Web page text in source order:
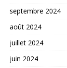
septembre 2024
août 2024
juillet 2024
juin 2024